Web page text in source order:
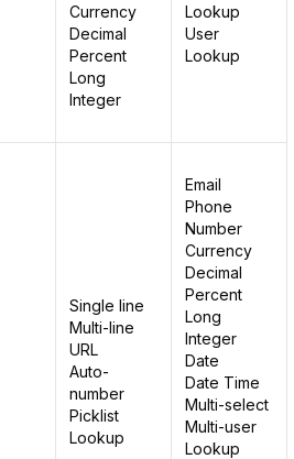
Currency
Decimal
Percent
Long
Integer
Lookup
User
Lookup
Single line
Multi-line
URL
Auto-
number
Picklist
Lookup
Email
Phone
Number
Currency
Decimal
Percent
Long
Integer
Date
Date Time
Multi-select
Multi-user
Lookup